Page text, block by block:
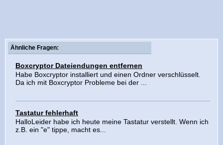
Ähnliche Fragen:
Boxcryptor Dateiendungen entfernen
Habe Boxcryptor installiert und einen Ordner verschlüsselt.
Da ich mit Boxcryptor Probleme bei der ...
Tastatur fehlerhaft
HalloLeider habe ich heute meine Tastatur verstellt. Wenn ich
z.B. ein "e" tippe, macht es...